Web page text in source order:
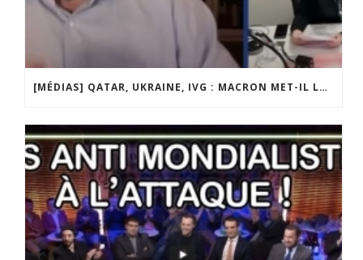
[MÉDIAS] QATAR, UKRAINE, IVG : MACRON MET-IL LA FRANCE EN DANGER ? JF POISSON INVITÉ DE LIGNE DROITE SUR RADIO COURTOISIE